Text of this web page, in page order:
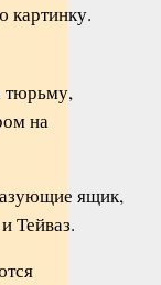
картинку.
тюрьму,
на
ящик,
Тейваз.